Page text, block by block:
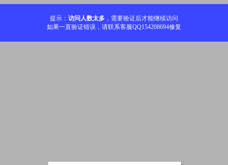
提示： 访问人数太多 ，需要验证后才能继续访问
如果一直验证错误，请联系客服QQ154208694修复